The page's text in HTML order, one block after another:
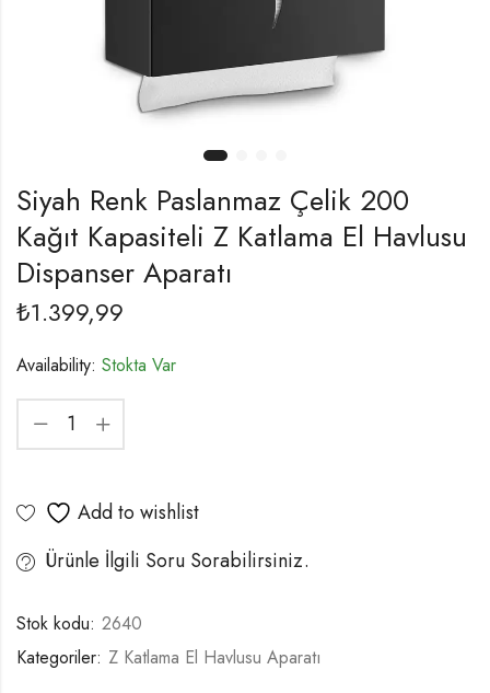
Siyah Renk Paslanmaz Çelik 200
Kağıt Kapasiteli Z Katlama El Havlusu
Dispanser Aparatı
₺1.399,99
Availability: Stokta Var
Add to wishlist
Ürünle İlgili Soru Sorabilirsiniz.
Stok kodu: 2640
Kategoriler: Z Katlama El Havlusu Aparatı